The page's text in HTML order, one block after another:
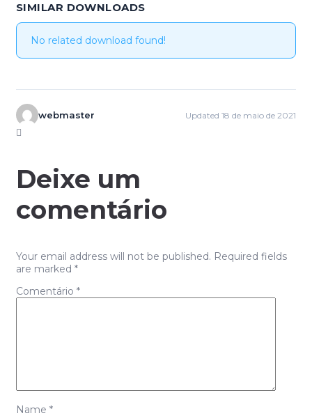
SIMILAR DOWNLOADS
No related download found!
webmaster Updated 18 de maio de 2021
Deixe um
comentário
Your email address will not be published. Required fields
are marked *
Comentário *
Name *